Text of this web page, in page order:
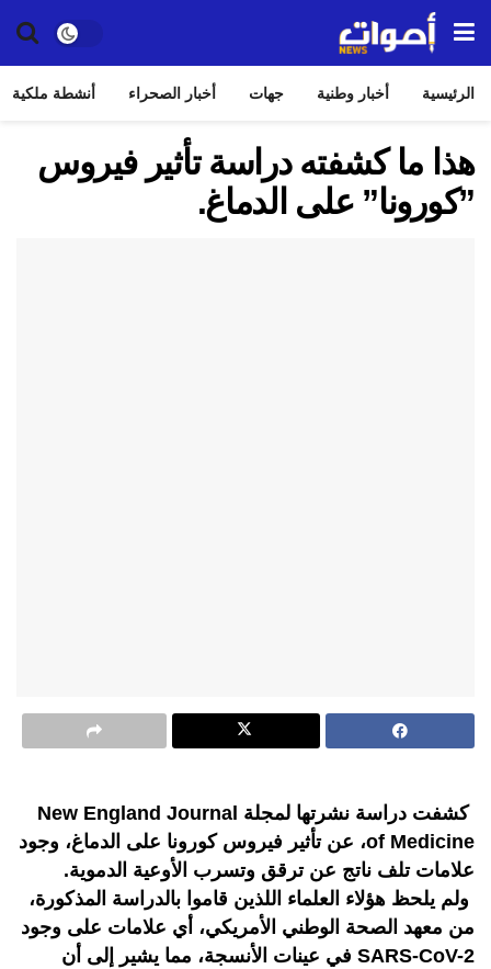
الرئيسية أخبار وطنية جهات أخبار الصحراء أنشطة ملكية
هذا ما كشفته دراسة تأثير فيروس
”كورونا” على الدماغ.
كشفت دراسة نشرتها لمجلة New England Journal
of Medicine، عن تأثير فيروس كورونا على الدماغ، وجود
علامات تلف ناتج عن ترقق وتسرب الأوعية الدموية.
ولم يلحظ هؤلاء العلماء اللذين قاموا بالدراسة المذكورة،
من معهد الصحة الوطني الأمريكي، أي علامات على وجود
SARS-CoV-2 في عينات الأنسجة، مما يشير إلى أن